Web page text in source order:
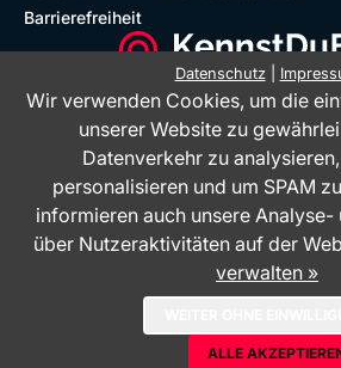
Barrierefreiheit
GmbH - © 2026
Datenschutz|
Wir verwenden Cookies, um die
unserer Website zu
Datenverkehr zu
personalisieren und um SPAM
informieren auch unsere
über Nutzeraktivitäten auf der
verwalten »
ALLE